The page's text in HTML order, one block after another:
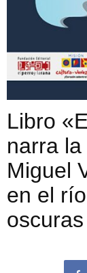
Libro
narra
Miguel
en el
oscuras